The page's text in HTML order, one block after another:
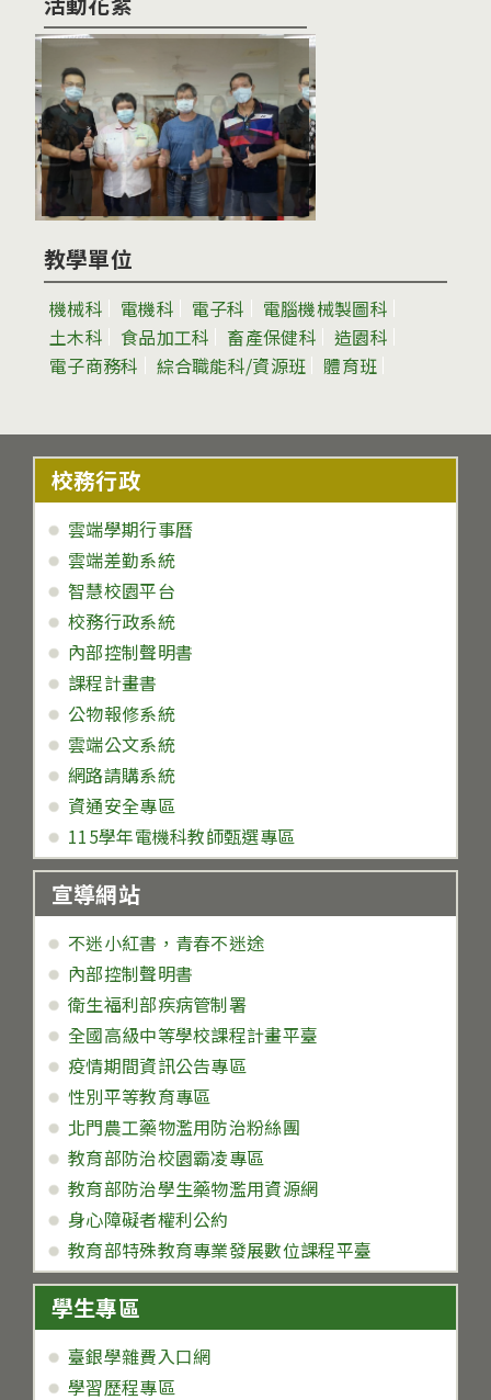
教學單位
機械科 電機科 電子科
電腦機械製圖科
土木科
食品加工科 畜產保健科
造園科
電子商務科
綜合職能科/資源班 體育班
校務行政
雲端學期行事曆
雲端差勤系統
智慧校園平台
校務行政系統
內部控制聲明書
課程計畫書
公物報修系統
雲端公文系統
網路請購系統
資通安全專區
115學年電機科教師甄選專區
宣導網站
不迷小紅書，青春不迷途
內部控制聲明書
衛生福利部疾病管制署
全國高級中等學校課程計畫平臺
疫情期間資訊公告專區
性別平等教育專區
北門農工藥物濫用防治粉絲團
教育部防治校園霸凌專區
教育部防治學生藥物濫用資源網
身心障礙者權利公約
教育部特殊教育專業發展數位課程平臺
學生專區
臺銀學雜費入口網
學習歷程專區